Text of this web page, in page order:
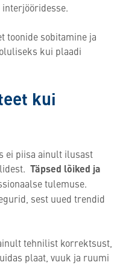
toonide sobitamine ja
kui plaadi
kui
ei piisa ainult ilusast
Täpsed lõiked ja
tulemuse.
sest uued trendid
tehnilist korrektsust,
plaat, vuuk ja ruumi